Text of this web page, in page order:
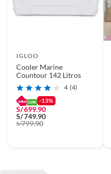
IGLOO
Cooler Marine
Countour 142 Litros
4 (4)
-13%
S/699.90
S/749.90
S/799.90